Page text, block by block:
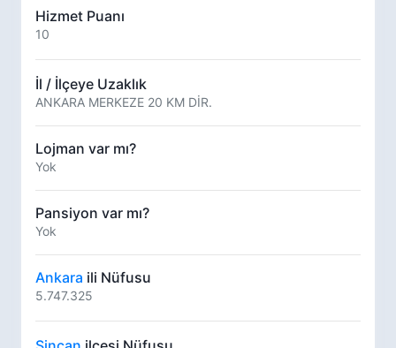
Hizmet Puanı
10
İl / İlçeye Uzaklık
ANKARA MERKEZE 20 KM DİR.
Lojman var mı?
Yok
Pansiyon var mı?
Yok
Ankara ili Nüfusu
5.747.325